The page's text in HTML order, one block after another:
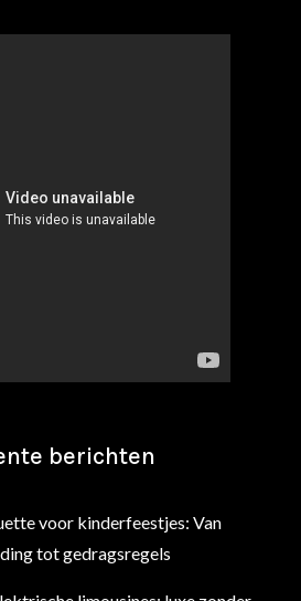
berichten
voor kinderfeestjes: Van
tot gedragsregels